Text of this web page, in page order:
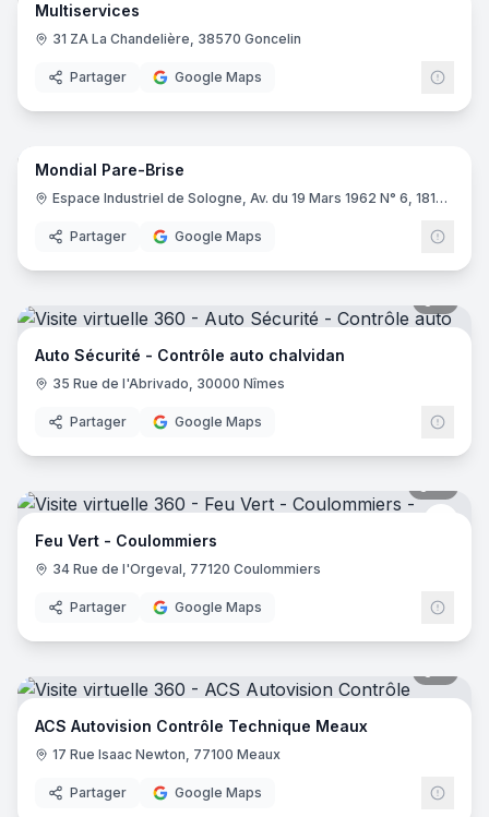
Multiservices
31 ZA La Chandelière, 38570 Goncelin
Partager Google Maps
6
Mondial Pare-Brise
Espace Industriel de Sologne, Av. du 19 Mars 1962 N° 6, 18100 Vierzon
Partager Google Maps
Auto Sécurité - Contrôle auto chalvidan
35 Rue de l'Abrivado, 30000 Nîmes
Partager Google Maps
Feu
Feu Vert - Coulommiers
34 Rue de l'Orgeval, 77120 Coulommiers
Partager Google Maps
ACS Autovision Contrôle Technique Meaux
17 Rue Isaac Newton, 77100 Meaux
Partager Google Maps